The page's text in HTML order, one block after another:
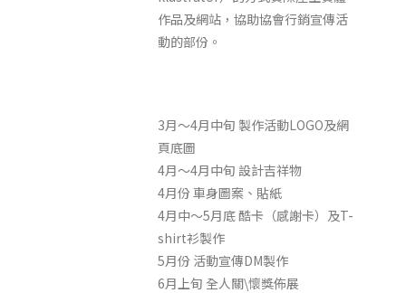
作品及網站，協助協會行銷宣傳活
動的部份。
3月～4月中旬 製作活動LOGO及網
頁底圖
4月～4月中旬 設計吉祥物
4月份 車身圖案、貼紙
4月中～5月底 酷卡（感謝卡）及T-
shirt衫製作
5月份 活動宣傳DM製作
6月上旬 全人關\懷獎佈展